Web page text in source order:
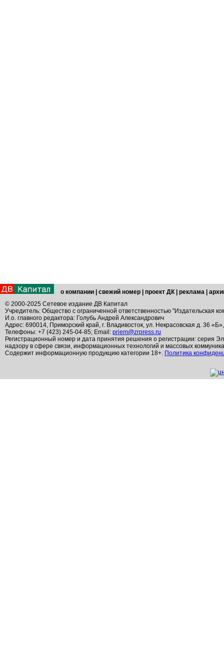
о компании свежий номер проект ДК реклама
© 2000-2025 Сетевое издание ДВ Капитал
Учредитель: Общество с ограниченной ответственностью "Издательская
И.о. главного редактора: Голубь Андрей Александрович
Адрес: 690014, Приморский край, г. Владивосток, ул. Некрасовская д. 36
Телефоны: +7 (423) 245-04-85; Email: priem@zrpress.ru
Регистрационный номер и дата принятия решения о регистрации: серия
надзору в сфере связи, информационных технологий и массовых
Содержит информационную продукцию категории 18+. Политика